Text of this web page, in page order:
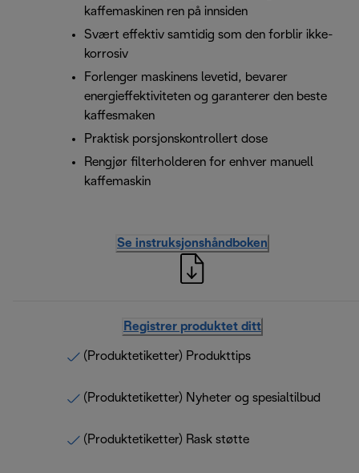
kaffemaskinen ren på innsiden
Svært effektiv samtidig som den forblir ikke-
korrosiv
Forlenger maskinens levetid, bevarer
energieffektiviteten og garanterer den beste
kaffesmaken
Praktisk porsjonskontrollert dose
Rengjør filterholderen for enhver manuell
kaffemaskin
Se instruksjonshåndboken
Registrer produktet ditt
(Produktetiketter) Produkttips
(Produktetiketter) Nyheter og spesialtilbud
(Produktetiketter) Rask støtte